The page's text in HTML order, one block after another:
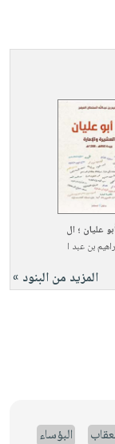
عليان ؛ ال
بن عبد ا
المزيد من البنود »
البؤساء